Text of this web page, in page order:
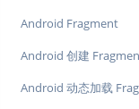
Android Fragment
Android 创建
Android 动态加载